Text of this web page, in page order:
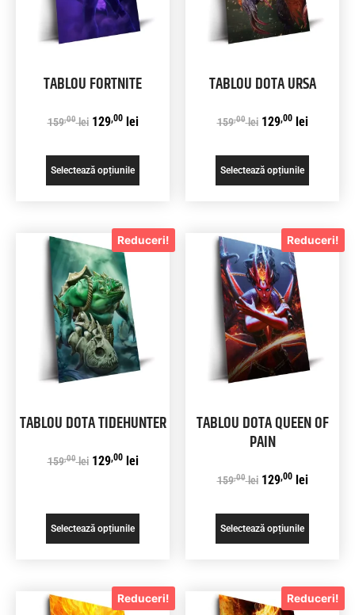
TABLOU FORTNITE
159,00 lei 129,00 lei
Selectează opțiunile
TABLOU DOTA URSA
159,00 lei 129,00 lei
Selectează opțiunile
Reduceri!
TABLOU DOTA TIDEHUNTER
159,00 lei 129,00 lei
Selectează opțiunile
Reduceri!
TABLOU DOTA QUEEN OF
PAIN
159,00 lei 129,00 lei
Selectează opțiunile
Reduceri! Reduceri!